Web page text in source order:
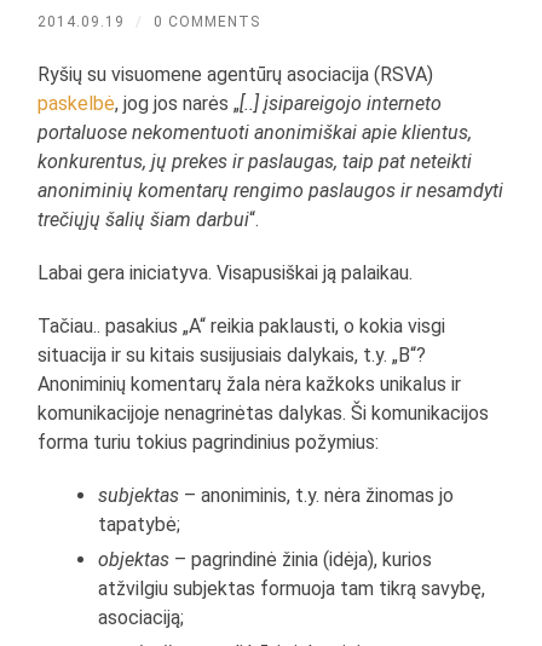
2014.09.19 / 0 COMMENTS
Ryšių su visuomene agentūrų asociacija (RSVA)
paskelbė, jog jos narės „[..] įsipareigojo interneto
portaluose nekomentuoti anonimiškai apie klientus,
konkurentus, jų prekes ir paslaugas, taip pat neteikti
anoniminių komentarų rengimo paslaugos ir nesamdyti
trečiųjų šalių šiam darbui“.
Labai gera iniciatyva. Visapusiškai ją palaikau.
Tačiau.. pasakius „A“ reikia paklausti, o kokia visgi
situacija ir su kitais susijusiais dalykais, t.y. „B“?
Anoniminių komentarų žala nėra kažkoks unikalus ir
komunikacijoje nenagrinėtas dalykas. Ši komunikacijos
forma turiu tokius pagrindinius požymius:
subjektas – anoniminis, t.y. nėra žinomas jo
tapatybė;
objektas – pagrindinė žinia (idėja), kurios
atžvilgiu subjektas formuoja tam tikrą savybę,
asociaciją;